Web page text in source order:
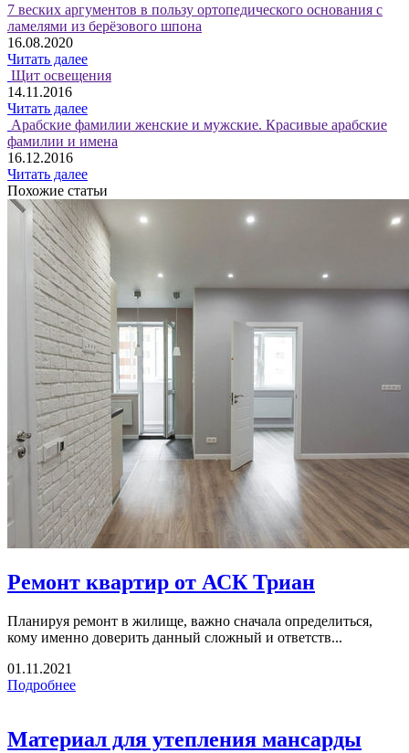
7 веских аргументов в пользу ортопедического основания с
ламелями из берёзового шпона
16.08.2020
Читать далее
Щит освещения
14.11.2016
Читать далее
Арабские фамилии женские и мужские. Красивые арабские
фамилии и имена
16.12.2016
Читать далее
Похожие статьи
Ремонт квартир от АСК Триан
Планируя ремонт в жилище, важно сначала определиться,
кому именно доверить данный сложный и ответств...
01.11.2021
Подробнее
Материал для утепления мансарды